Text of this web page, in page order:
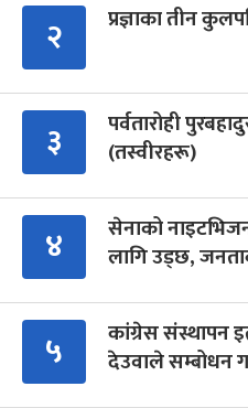
२ प्रज्ञाका तीन
३
पर्वतारोही
(तस्वीरहरू)
४
सेनाको
लागि उड्छ,
५
कांग्रेस संस्थापन
देउवाले सम्बोधन